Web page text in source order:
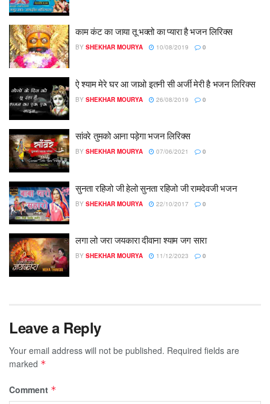
काम कंट का जाया तू भक्तो का प्यारा है भजन लिरिक्स
BY SHEKHAR MOURYA 10/08/2019 0
ऐ श्याम मेरे घर आ जाओ इतनी सी अर्जी मेरी है भजन लिरिक्स
BY SHEKHAR MOURYA 26/08/2019 0
सांवरे तुमको आना पड़ेगा भजन लिरिक्स
BY SHEKHAR MOURYA 07/06/2021 0
सुनता रहिजो जी हेलो सुनता रहिजो जी रामदेवजी भजन
BY SHEKHAR MOURYA 22/10/2017 0
लगा लो जरा जयकारा दीवाना श्याम जग सारा
BY SHEKHAR MOURYA 11/12/2023 0
Leave a Reply
Your email address will not be published. Required fields are
marked *
Comment *